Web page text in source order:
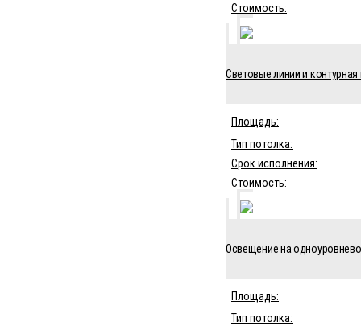
Стоимость:
Световые линии и
Площадь:
Тип потолка:
Срок исполнения:
Стоимость:
Освещение на
Площадь:
Тип потолка: